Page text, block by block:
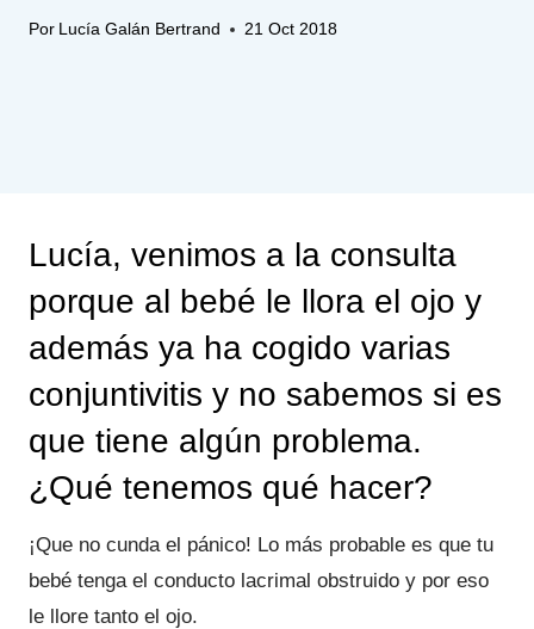
Por Lucía Galán Bertrand 21 Oct 2018
Lucía, venimos a la consulta
porque al bebé le llora el ojo y
además ya ha cogido varias
conjuntivitis y no sabemos si es
que tiene algún problema.
¿Qué tenemos qué hacer?
¡Que no cunda el pánico! Lo más probable es que tu
bebé tenga el conducto lacrimal obstruido y por eso
le llore tanto el ojo.